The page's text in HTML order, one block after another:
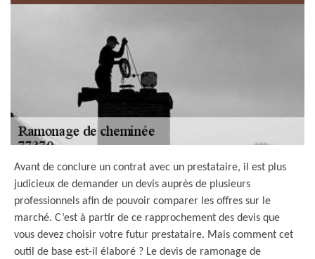
Avant de conclure un contrat avec un prestataire, il est plus
judicieux de demander un devis auprès de plusieurs
professionnels afin de pouvoir comparer les offres sur le
marché. C’est à partir de ce rapprochement des devis que
vous devez choisir votre futur prestataire. Mais comment cet
outil de base est-il élaboré ? Le devis de ramonage de